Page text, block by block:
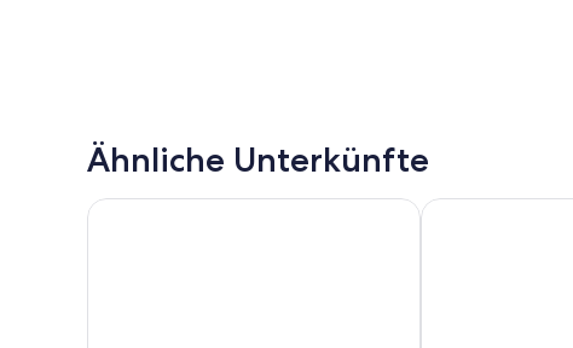
Ähnliche Unterkünfte
Expressotel Shoreline Motel